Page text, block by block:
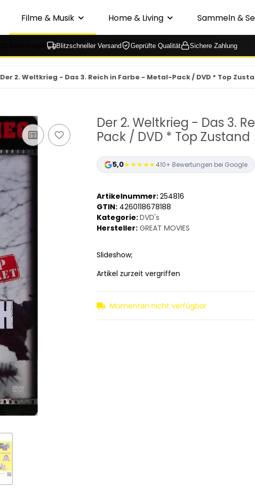
Filme & Musik Home & Living Sammeln &
Blitzschneller Versand Geprüfte Qualität Sichere Zahlung
Der 2. Weltkrieg - Das 3. Reich in Farbe - Metal-Pack / DVD * Top
Der 2. Weltkrieg - Das 3.
Pack / DVD * Top Zustand
5,0★★★★★410+ Bewertungen bei Google
Artikelnummer:254816
GTIN: 4260118678188
Kategorie:DVD's
Hersteller: GREAT MOVIES
Slideshow;
Artikel zurzeit vergriffen
Momentan nicht verfügbar